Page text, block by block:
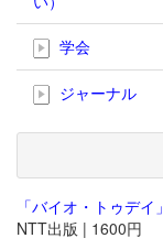
学会
ジャーナル
「バイオ・トゥデイ」
NTT出版 | 1600円